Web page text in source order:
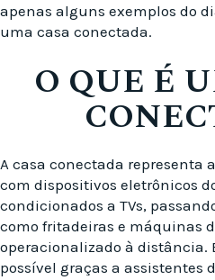
apenas alguns exemplos do
uma casa conectada.
O QUE É
A casa conectada representa
com dispositivos eletrônicos
condicionados a TVs,
como fritadeiras e máquinas
operacionalizado à distância.
possível graças a assistentes